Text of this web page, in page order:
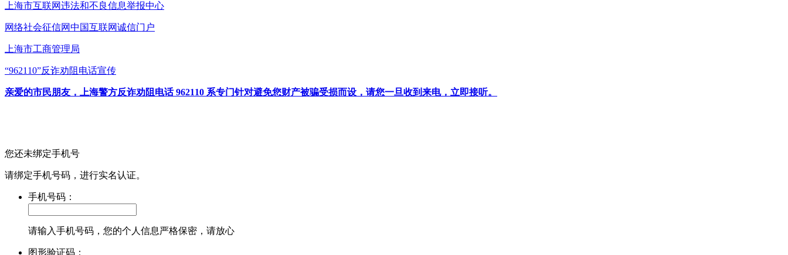
上海市互联网违法和不良信息举报中心
网络社会征信网中国互联网诚信门户
上海市工商管理局
“962110”反诈劝阻电话宣传
亲爱的市民朋友，上海警方反诈劝阻电话 962110 系专门针对避免您财产被骗受损而设，请您一旦收到来电，立即接听。
您还未绑定手机号
请绑定手机号码，进行实名认证。
手机号码：
请输入手机号码，您的个人信息严格保密，请放心
图形验证码：